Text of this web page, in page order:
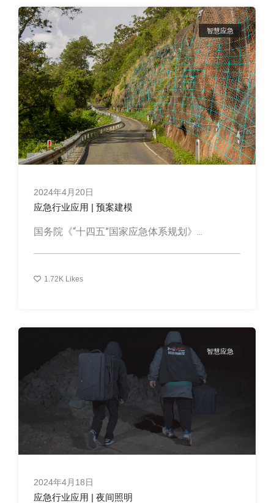
智慧应急
2024年4月20日
应急行业应用 | 预案建模
国务院《“十四五”国家应急体系规划》...
1.72K Likes
智慧应急
2024年4月18日
应急行业应用 | 夜间照明